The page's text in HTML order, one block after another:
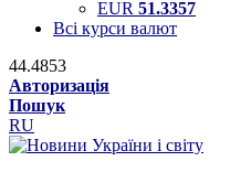
EUR 51.3357
Всі курси валют
44.4853
Авторизація
Пошук
RU